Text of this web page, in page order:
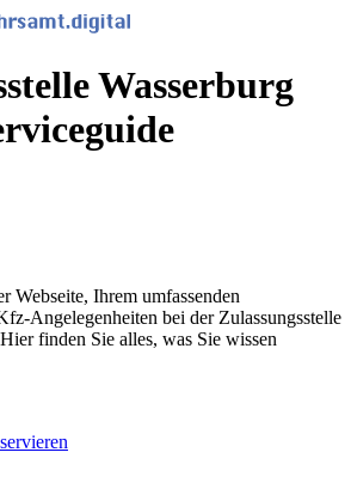
Wasserburg
Webseite, Ihrem umfassenden
Angelegenheiten bei der Zulassungsstelle
finden Sie alles, was Sie wissen